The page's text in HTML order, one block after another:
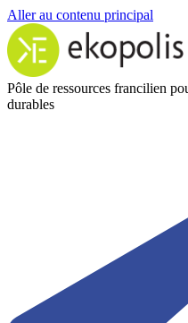
Aller au contenu principal
Pôle de ressources francilien
durables